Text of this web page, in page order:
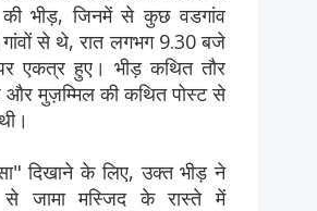
की भीड़, जिनमें से कुछ वडगांव
से थे, रात लगभग 9.30 बजे
एकत्र हुए। भीड़ कथित तौर
मुज़म्मिल की कथित पोस्ट से
दिखाने के लिए, उक्त भीड़ ने
से जामा मस्जिद के रास्ते में